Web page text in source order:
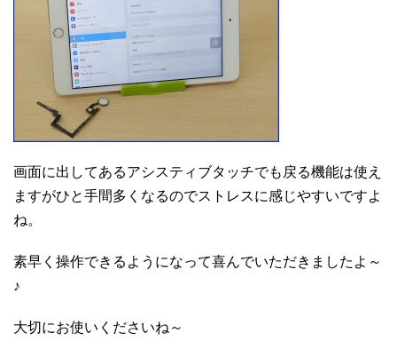
画面に出してあるアシスティブタッチでも戻る機能は使え
ますがひと手間多くなるのでストレスに感じやすいですよ
ね。
素早く操作できるようになって喜んでいただきましたよ～
♪
大切にお使いくださいね～